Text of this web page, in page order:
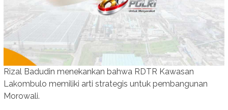
Rizal Badudin menekankan bahwa RDTR Kawasan
Lakombulo memiliki arti strategis untuk pembangunan
Morowali.